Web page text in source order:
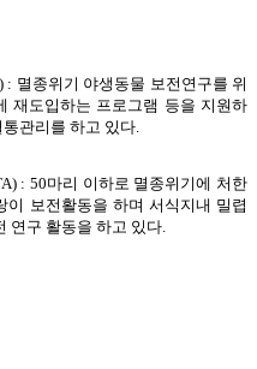
: 멸종위기 야생동물 보전연구를 위
재도입하는 프로그램 등을 지원하
관리를 하고 있다.
: 50마리 이하로 멸종위기에 처한
이 보전활동을 하며 서식지내 밀렵
연구 활동을 하고 있다.